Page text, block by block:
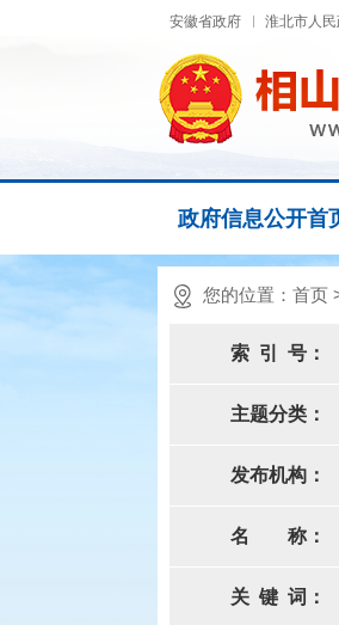
安徽省政府 淮北市人
政府信息公开首
您的位置： 首页
索 引 号：
主题分类：
发布机构：
名 称：
关 键 词：